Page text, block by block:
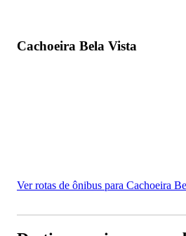
Cachoeira Bela Vista
Ver rotas de ônibus para Cachoeira